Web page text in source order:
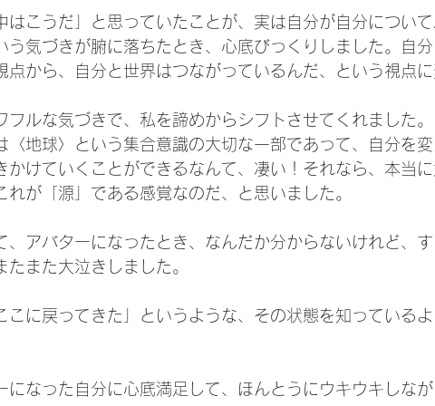
はこうだ」と思っていたことが、実は自分が自分につい
う気づきが腑に落ちたとき、心底びっくりしました。自
点から、自分と世界はつながっているんだ、という視点
フルな気づきで、私を諦めからシフトさせてくれました。
〈地球〉という集合意識の大切な一部であって、自分を
かけていくことができるなんて、凄い！それなら、本当
れが「源」である感覚なのだ、と思いました。
、アバターになったとき、なんだか分からないけれど、
たまた大泣きしました。
こに戻ってきた」というような、その状態を知っている
になった自分に心底満足して、ほんとうにウキウキしな